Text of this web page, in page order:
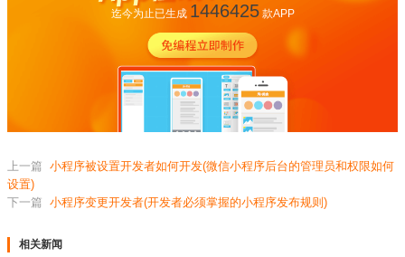
迄今为止已生成 1446425款APP
上一篇 小程序被设置开发者如何开发(微信小程序后台的管理员和权限如何
设置)
下一篇 小程序变更开发者(开发者必须掌握的小程序发布规则)
相关新闻